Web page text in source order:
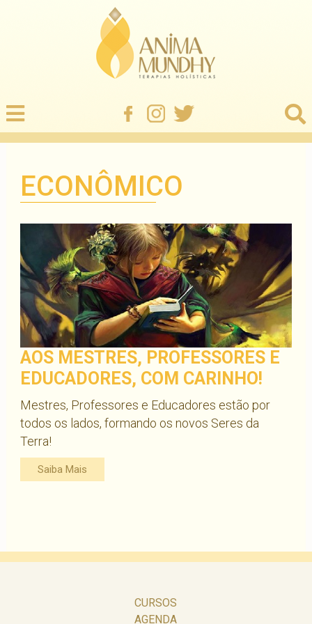
ECONÔMICO
AOS MESTRES, PROFESSORES E
EDUCADORES, COM CARINHO!
Mestres, Professores e Educadores estão por
todos os lados, formando os novos Seres da
Terra!
Saiba Mais
CURSOS
AGENDA